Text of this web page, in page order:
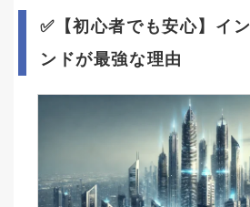
✅【初心者でも安心】イ
ンドが最強な理由